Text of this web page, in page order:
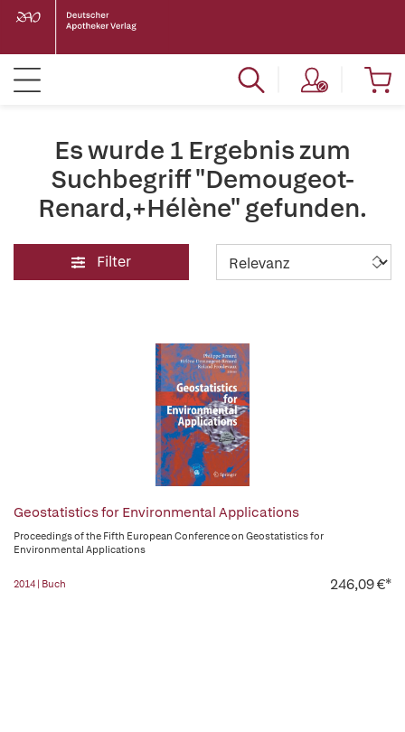
Es wurde 1 Ergebnis zum
Suchbegriff "Demougeot-
Renard,+Hélène" gefunden.
Filter
Geostatistics for Environmental Applications
Proceedings of the Fifth European Conference on Geostatistics for
Environmental Applications
2014 | Buch 246,09 €*